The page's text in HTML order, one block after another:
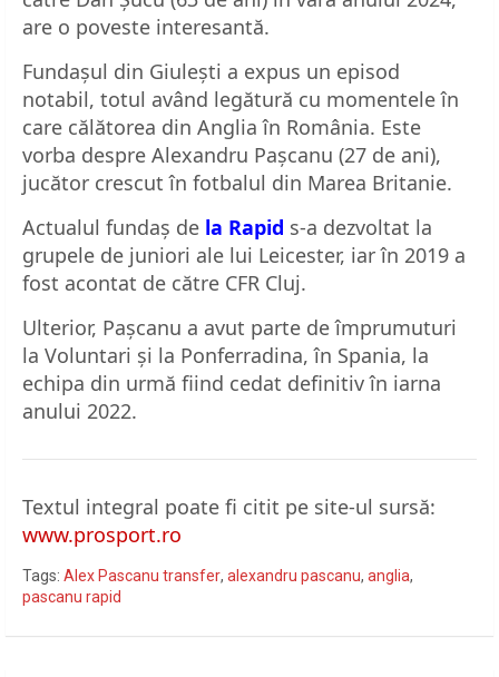
are o poveste interesantă.
Fundașul din Giulești a expus un episod
notabil, totul având legătură cu momentele în
care călătorea din Anglia în România. Este
vorba despre Alexandru Pașcanu (27 de ani),
jucător crescut în fotbalul din Marea Britanie.
Actualul fundaș de la Rapid s-a dezvoltat la
grupele de juniori ale lui Leicester, iar în 2019 a
fost acontat de către CFR Cluj.
Ulterior, Pașcanu a avut parte de împrumuturi
la Voluntari și la Ponferradina, în Spania, la
echipa din urmă fiind cedat definitiv în iarna
anului 2022.
Textul integral poate fi citit pe site-ul sursă:
www.prosport.ro
Tags: Alex Pascanu transfer, alexandru pascanu, anglia,
pascanu rapid